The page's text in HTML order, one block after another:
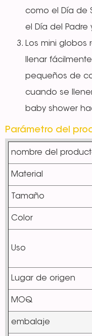
como el Día de
el Día del Padre
Los mini globos
llenar
pequeños de
cuando se
baby shower
Parámetro del
nombre del
Material
Tamaño
Color
Uso
Lugar de origen
MOQ
embalaje